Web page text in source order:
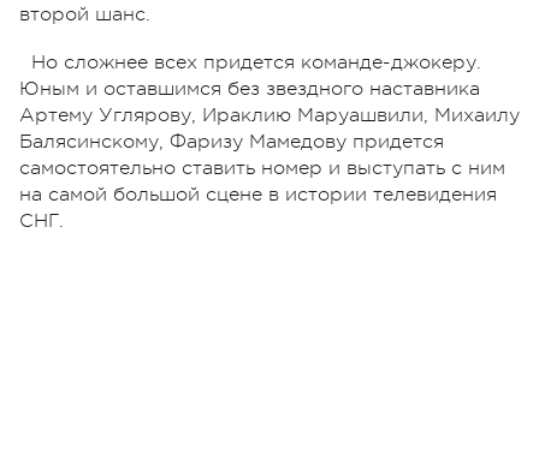
второй шанс.
Но сложнее всех придется команде-джокеру.
Юным и оставшимся без звездного наставника
Артему Углярову, Ираклию Маруашвили, Михаилу
Балясинскому, Фаризу Мамедову придется
самостоятельно ставить номер и выступать с ним
на самой большой сцене в истории телевидения
СНГ.